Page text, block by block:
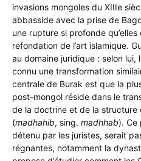
invasions mongoles du XIIIe
abbasside avec la prise de
une rupture si profonde
refondation de l’art islamique.
au domaine juridique : selon lui,
connu une transformation
centrale de Burak est que la
post-mongol réside dans le
de la doctrine et de la structure
(madhahib, sing. madhhab). Ce
détenu par les juristes, serait
régnantes, notamment la